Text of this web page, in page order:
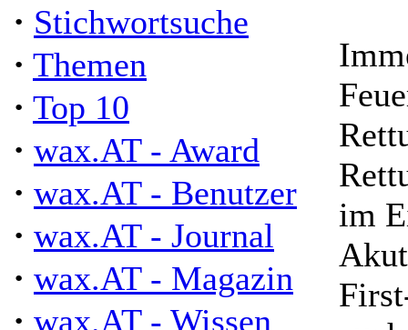
· Stichwortsuche
· Themen
· Top 10
· wax.AT - Award
· wax.AT - Benutzer
· wax.AT - Journal
· wax.AT - Magazin
· wax.AT - Wissen
im